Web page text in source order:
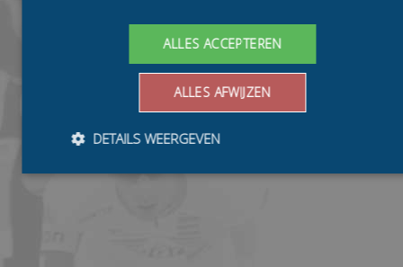
ALLES ACCEPTEREN
ALLES AFWIJZEN
DETAILS WEERGEVEN